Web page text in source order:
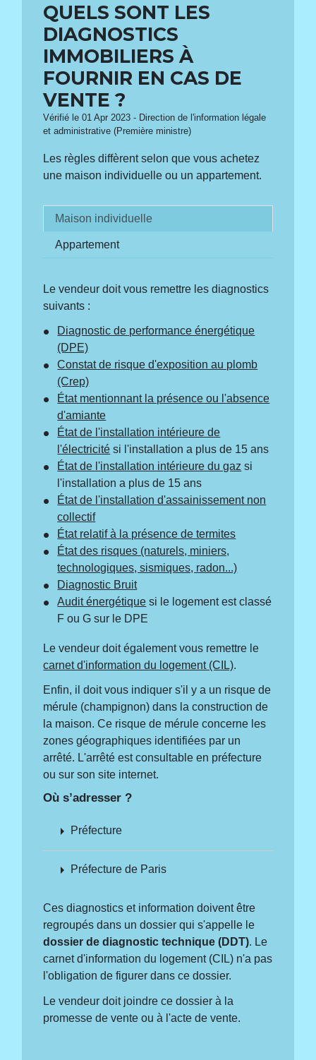
QUELS SONT LES
DIAGNOSTICS
IMMOBILIERS À
FOURNIR EN CAS DE
VENTE ?
Vérifié le 01 Apr 2023 - Direction de l'information légale
et administrative (Première ministre)
Les règles diffèrent selon que vous achetez
une maison individuelle ou un appartement.
Maison individuelle
Appartement
Le vendeur doit vous remettre les diagnostics
suivants :
Diagnostic de performance énergétique
(DPE)
Constat de risque d'exposition au plomb
(Crep)
État mentionnant la présence ou l'absence
d'amiante
État de l'installation intérieure de
l'électricité si l'installation a plus de 15 ans
État de l'installation intérieure du gaz si
l'installation a plus de 15 ans
État de l'installation d'assainissement non
collectif
État relatif à la présence de termites
État des risques (naturels, miniers,
technologiques, sismiques, radon...)
Diagnostic Bruit
Audit énergétique si le logement est classé
F ou G sur le DPE
Le vendeur doit également vous remettre le
carnet d'information du logement (CIL).
Enfin, il doit vous indiquer s'il y a un risque de
mérule (champignon) dans la construction de
la maison. Ce risque de mérule concerne les
zones géographiques identifiées par un
arrêté. L'arrêté est consultable en préfecture
ou sur son site internet.
Où s’adresser ?
arrow_right Préfecture
arrow_right Préfecture de Paris
Ces diagnostics et information doivent être
regroupés dans un dossier qui s'appelle le
dossier de diagnostic technique (DDT). Le
carnet d'information du logement (CIL) n'a pas
l'obligation de figurer dans ce dossier.
Le vendeur doit joindre ce dossier à la
promesse de vente ou à l'acte de vente.